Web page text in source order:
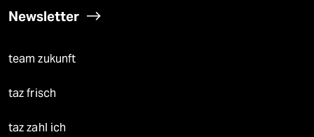
Newsletter
team zukunft
taz frisch
taz zahl ich